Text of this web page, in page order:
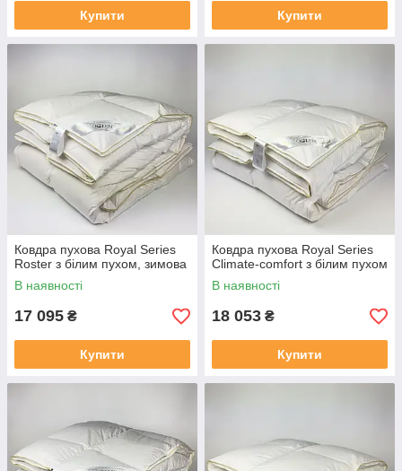
Купити Купити
Ковдра пухова Royal Series
Roster з білим пухом, зимова
В наявності
17 095 ₴
Купити
Ковдра пухова Royal Series
Climate-comfort з білим пухом
В наявності
18 053 ₴
Купити